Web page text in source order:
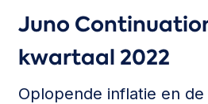
Juno
kwartaal2022
Juno Continuation Fund: 1e
Oplopende inflatie en